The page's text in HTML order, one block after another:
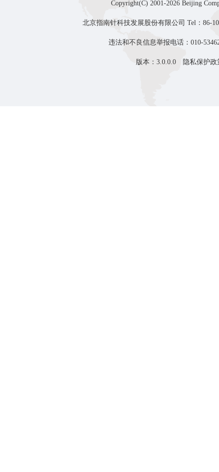
Copyright(C) 2001-2026 Beijing
北京指南针科技发展股份有限公司 Tel：86-
违法和不良信息举报电话：010-
版本：3.0.0.0 隐私保护政